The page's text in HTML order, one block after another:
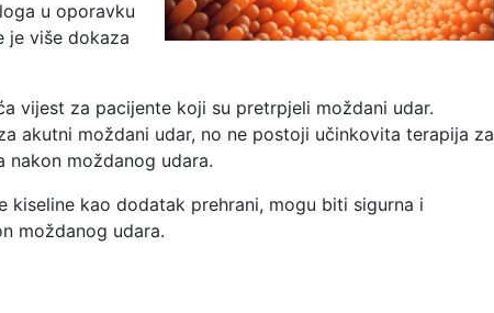
u oporavku
je više dokaza
vijest za pacijente koji su pretrpjeli moždani udar.
akutni moždani udar, no ne postoji učinkovita terapija za
nakon moždanog udara.
kiseline kao dodatak prehrani, mogu biti sigurna i
moždanog udara.